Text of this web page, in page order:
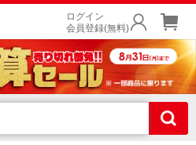
ログイン
会員登録(無料)